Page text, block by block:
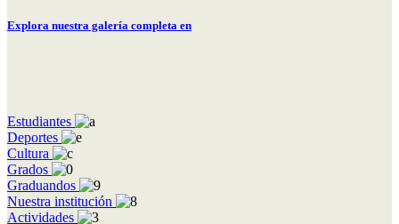
Explora nuestra galería completa en
Estudiantes
Deportes
Cultura
Grados
Graduandos
Nuestra institución
Actividades